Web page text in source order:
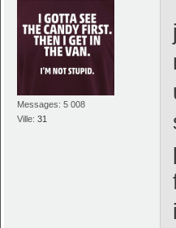
Messages: 5 008
Ville:31